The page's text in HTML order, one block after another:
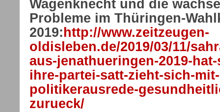
Wagenknecht und die
Probleme im Thüringen-
2019: http://www.zeitzeugen-
oldisleben.de/2019/03/11/
aus-jenathueringen-2019-
ihre-partei-satt-zieht-sich-
politikerausrede-
zurueck/